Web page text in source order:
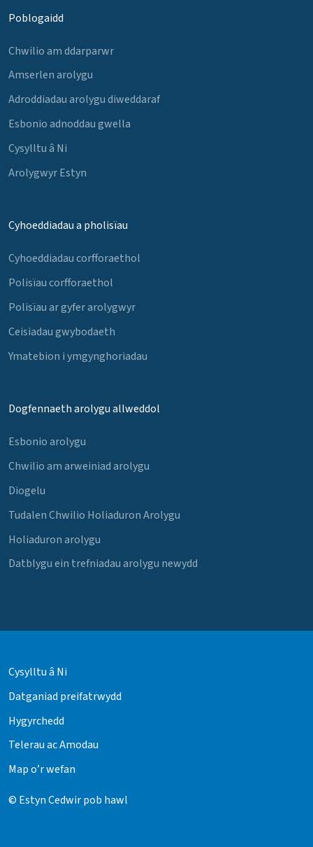
Poblogaidd
Chwilio am ddarparwr
Amserlen arolygu
Adroddiadau arolygu diweddaraf
Esbonio adnoddau gwella
Cysylltu â Ni
Arolygwyr Estyn
Cyhoeddiadau a pholisïau
Cyhoeddiadau corfforaethol
Polisïau corfforaethol
Polisïau ar gyfer arolygwyr
Ceisiadau gwybodaeth
Ymatebion i ymgynghoriadau
Dogfennaeth arolygu allweddol
Esbonio arolygu
Chwilio am arweiniad arolygu
Diogelu
Tudalen Chwilio Holiaduron Arolygu
Holiaduron arolygu
Datblygu ein trefniadau arolygu newydd
Cysylltu â Ni
Datganiad preifatrwydd
Hygyrchedd
Telerau ac Amodau
Map o’r wefan
© Estyn Cedwir pob hawl